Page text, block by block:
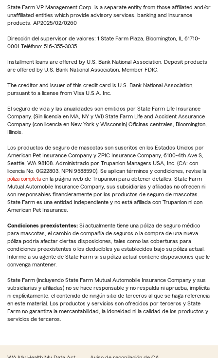
State Farm VP Management Corp. is a separate entity from those affiliated and/or
unaffiliated entities which provide advisory services, banking and insurance
products. AP2025/02/0260
Dirección del supervisor de valores: 1 State Farm Plaza, Bloomington, IL 61710-
0001 Teléfono: 516-355-3035
Installment loans are offered by U.S. Bank National Association. Deposit products
are offered by U.S. Bank National Association. Member FDIC.
The creditor and issuer of this credit card is U.S. Bank National Association,
pursuant to a license from Visa U.S.A. Inc.
El seguro de vida y las anualidades son emitidos por State Farm Life Insurance
Company. (Sin licencia en MA, NY y WI) State Farm Life and Accident Assurance
Company (con licencia en New York y Wisconsin) Oficinas centrales, Bloomington,
Illinois.
Los productos de seguro de mascotas son suscritos en los Estados Unidos por
American Pet Insurance Company y ZPIC Insurance Company, 6100-4th Ave S,
Seattle, WA 98108. Administrado por Trupanion Managers USA, Inc. (CA: con
licencia No. 0G22803, NPN 9588590). Se aplican términos y condiciones, revise la
póliza completa en la página web de Trupanion para obtener detalles. State Farm
Mutual Automobile Insurance Company, sus subsidiarias y afiliadas no ofrecen ni
son responsables financieramente por los productos de seguro de mascotas.
State Farm es una entidad independiente y no está afiliada con Trupanion ni con
American Pet Insurance.
Condiciones preexistentes: Si actualmente tiene una póliza de seguro médico
para mascotas, el cambio de compañía de seguros o la compra de una nueva
póliza podría afectar ciertas disposiciones, tales como las coberturas para
condiciones preexistentes o los deducibles ya establecidos bajo su póliza actual.
Informe a su agente de State Farm si su póliza actual contiene disposiciones que le
convenga mantener.
State Farm (incluyendo State Farm Mutual Automobile Insurance Company y sus
subsidiarias y afiliadas) no se hace responsable y no respalda ni aprueba, implícita
ni explícitamente, el contenido de ningún sitio de terceros al que se haga referencia
en este material. Los productos y servicios son ofrecidos por terceros y State
Farm no garantiza la mercantabilidad, la idoneidad ni la calidad de los productos y
servicios de terceros.